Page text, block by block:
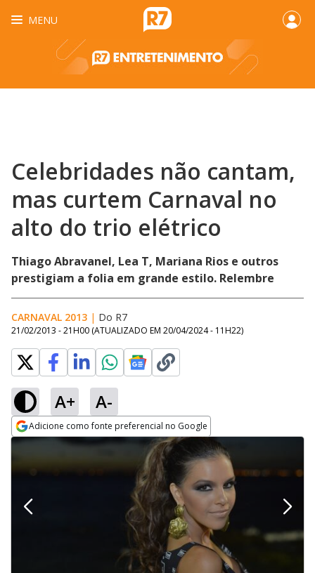
MENU
Celebridades não cantam,
mas curtem Carnaval no
alto do trio elétrico
Thiago Abravanel, Lea T, Mariana Rios e outros
prestigiam a folia em grande estilo. Relembre
CARNAVAL 2013 | Do R7
21/02/2013 - 21H00 (ATUALIZADO EM 20/04/2024 - 11H22)
A+ A-
Adicione como fonte preferencial no Google
Opens in new window